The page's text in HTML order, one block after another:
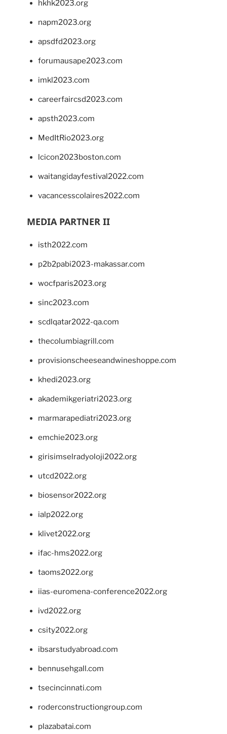
hkhk2023.org
napm2023.org
apsdfd2023.org
forumausape2023.com
imkl2023.com
careerfaircsd2023.com
apsth2023.com
MedItRio2023.org
lcicon2023boston.com
waitangidayfestival2022.com
vacancesscolaires2022.com
MEDIA PARTNER II
isth2022.com
p2b2pabi2023-makassar.com
wocfparis2023.org
sinc2023.com
scdlqatar2022-qa.com
thecolumbiagrill.com
provisionscheeseandwineshoppe.com
khedi2023.org
akademikgeriatri2023.org
marmarapediatri2023.org
emchie2023.org
girisimselradyoloji2022.org
utcd2022.org
biosensor2022.org
ialp2022.org
klivet2022.org
ifac-hms2022.org
taoms2022.org
iias-euromena-conference2022.org
ivd2022.org
csity2022.org
ibsarstudyabroad.com
bennusehgall.com
tsecincinnati.com
roderconstructiongroup.com
plazabatai.com